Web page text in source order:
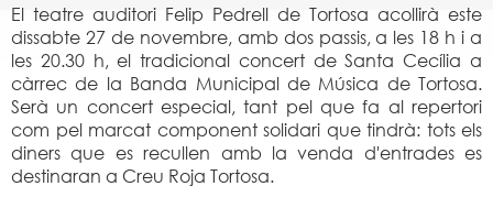
El teatre auditori Felip Pedrell de Tortosa acollirà este
dissabte 27 de novembre, amb dos passis, a les 18 h i a
les 20.30 h, el tradicional concert de Santa Cecília a
càrrec de la Banda Municipal de Música de Tortosa.
Serà un concert especial, tant pel que fa al repertori
com pel marcat component solidari que tindrà: tots els
diners que es recullen amb la venda d'entrades es
destinaran a Creu Roja Tortosa.